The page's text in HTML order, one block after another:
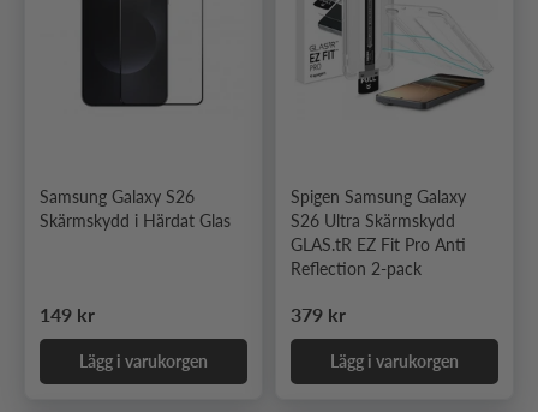
Samsung Galaxy S26
Skärmskydd i Härdat Glas
Ordinarie pris
149 kr
Lägg i varukorgen
Spigen Samsung Galaxy
S26 Ultra Skärmskydd
GLAS.tR EZ Fit Pro Anti
Reflection 2-pack
Ordinarie pris
379 kr
Lägg i varukorgen